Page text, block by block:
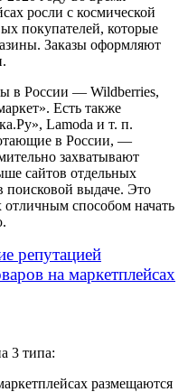
росли с космической
покупателей, которые
Заказы оформляют
в России — Wildberries,
Есть также
Lamoda и т. п.
в России, —
захватывают
сайтов отдельных
поисковой выдаче. Это
отличным способом начать
репутацией
на маркетплейсах
3 типа:
размещаются